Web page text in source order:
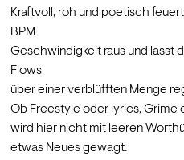
Kraftvoll, roh und poetisch
BPM
Geschwindigkeit raus und lässt
Flows
über einer verblüfften Menge
Ob Freestyle oder lyrics, Grime
wird hier nicht mit leeren
etwas Neues gewagt.